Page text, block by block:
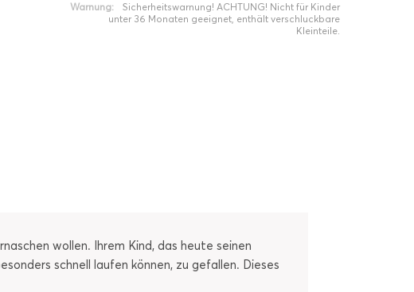
Warnung:
Sicherheitswarnung! ACHTUNG! Nicht für Kinder
unter 36 Monaten geeignet, enthält verschluckbare
Kleinteile.
wollen. Ihrem Kind, das heute seinen
schnell laufen können, zu gefallen. Dieses